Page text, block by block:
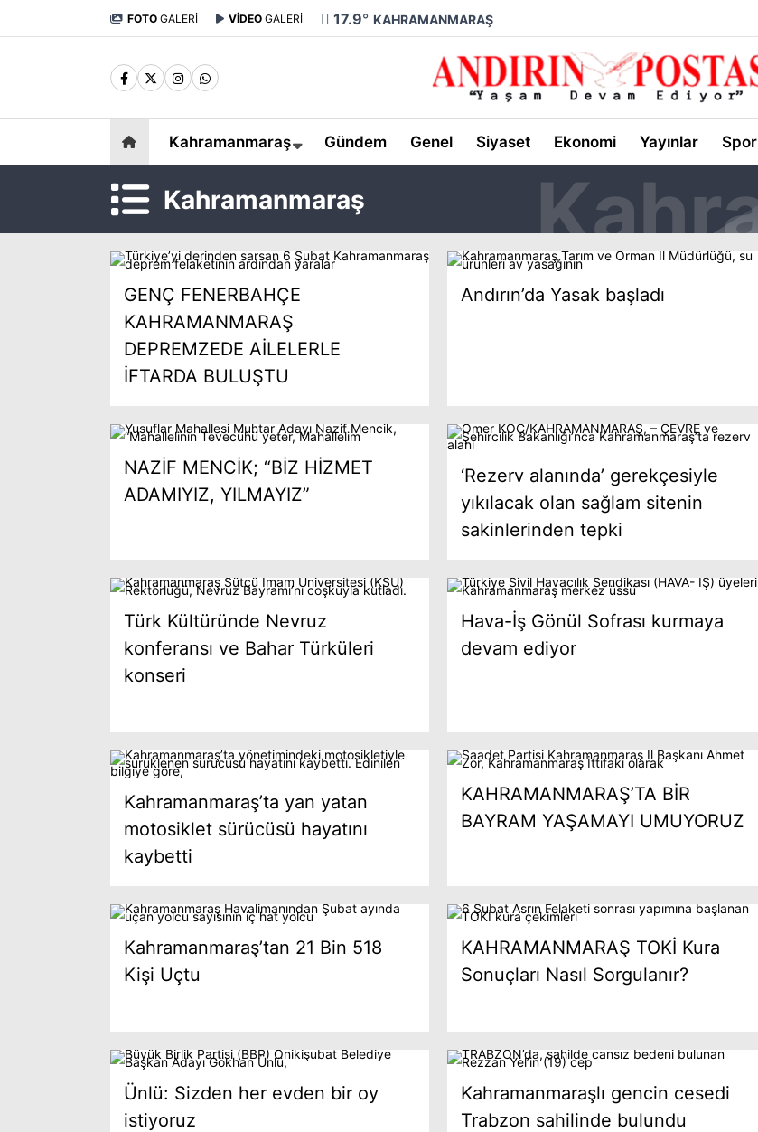
FOTO GALERİ VİDEO GALERİ 17.9° KAHRAMANMARAŞ
Kahramanmaraş Gündem Genel Siyaset Ekonomi Yayınlar Spor
Kahramanmaraş
GENÇ FENERBAHÇE
KAHRAMANMARAŞ
DEPREMZEDE AİLELERLE
İFTARDA BULUŞTU
Andırın’da Yasak başladı
NAZİF MENCİK; “BİZ HİZMET
ADAMIYIZ, YILMAYIZ”
‘Rezerv alanında’ gerekçesiyle
yıkılacak olan sağlam sitenin
sakinlerinden tepki
Türk Kültüründe Nevruz
konferansı ve Bahar Türküleri
konseri
Hava-İş Gönül Sofrası kurmaya
devam ediyor
Kahramanmaraş’ta yan yatan
motosiklet sürücüsü hayatını
kaybetti
KAHRAMANMARAŞ’TA BİR
BAYRAM YAŞAMAYI UMUYORUZ
Kahramanmaraş’tan 21 Bin 518
Kişi Uçtu
KAHRAMANMARAŞ TOKİ Kura
Sonuçları Nasıl Sorgulanır?
Ünlü: Sizden her evden bir oy
istiyoruz
Kahramanmaraşlı gencin cesedi
Trabzon sahilinde bulundu